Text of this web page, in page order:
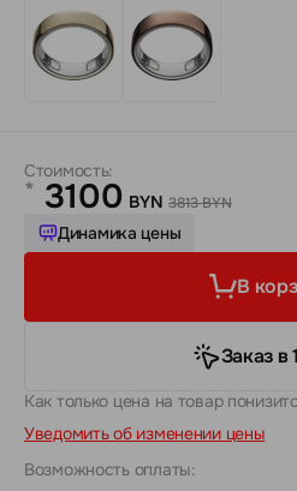
Стоимость:
* 3100 BYN 3813 BYN
Динамика цены
В
Заказ в
Как только цена на товар
Уведомить об изменении цены
Возможность оплаты: